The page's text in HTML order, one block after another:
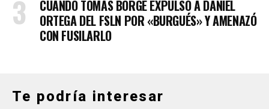
CUANDO TOMÁS BORGE EXPULSÓ A DANIEL
ORTEGA DEL FSLN POR «BURGUÉS» Y AMENAZÓ
CON FUSILARLO
Te podría interesar